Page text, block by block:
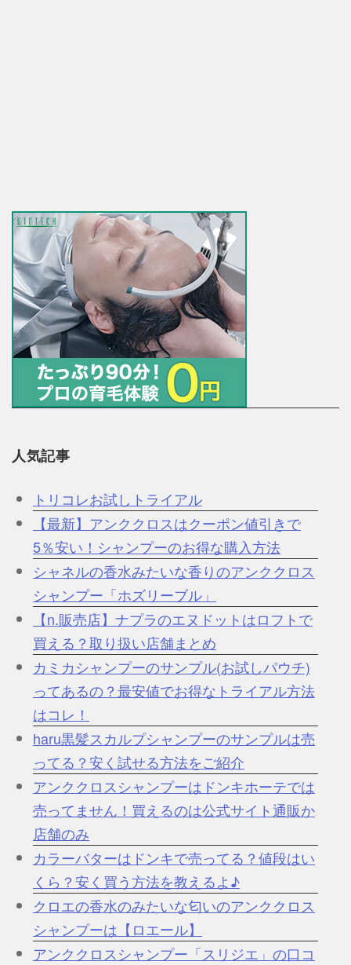
人気記事
トリコレお試しトライアル
【最新】アンククロスはクーポン値引きで
5％安い！シャンプーのお得な購入方法
シャネルの香水みたいな香りのアンククロス
シャンプー「ホズリーブル」
【n.販売店】ナプラのエヌドットはロフトで
買える？取り扱い店舗まとめ
カミカシャンプーのサンプル(お試しパウチ)
ってあるの？最安値でお得なトライアル方法
はコレ！
haru黒髪スカルプシャンプーのサンプルは売
ってる？安く試せる方法をご紹介
アンククロスシャンプーはドンキホーテでは
売ってません！買えるのは公式サイト通販か
店舗のみ
カラーバターはドンキで売ってる？値段はい
くら？安く買う方法を教えるよ♪
クロエの香水のみたいな匂いのアンククロス
シャンプーは【ロエール】
アンククロスシャンプー「スリジエ」の口コ